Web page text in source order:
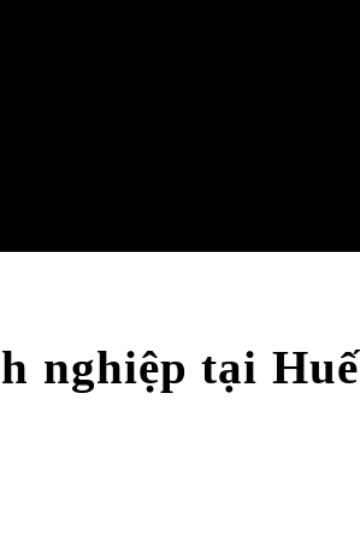
nghiệp tại Huế